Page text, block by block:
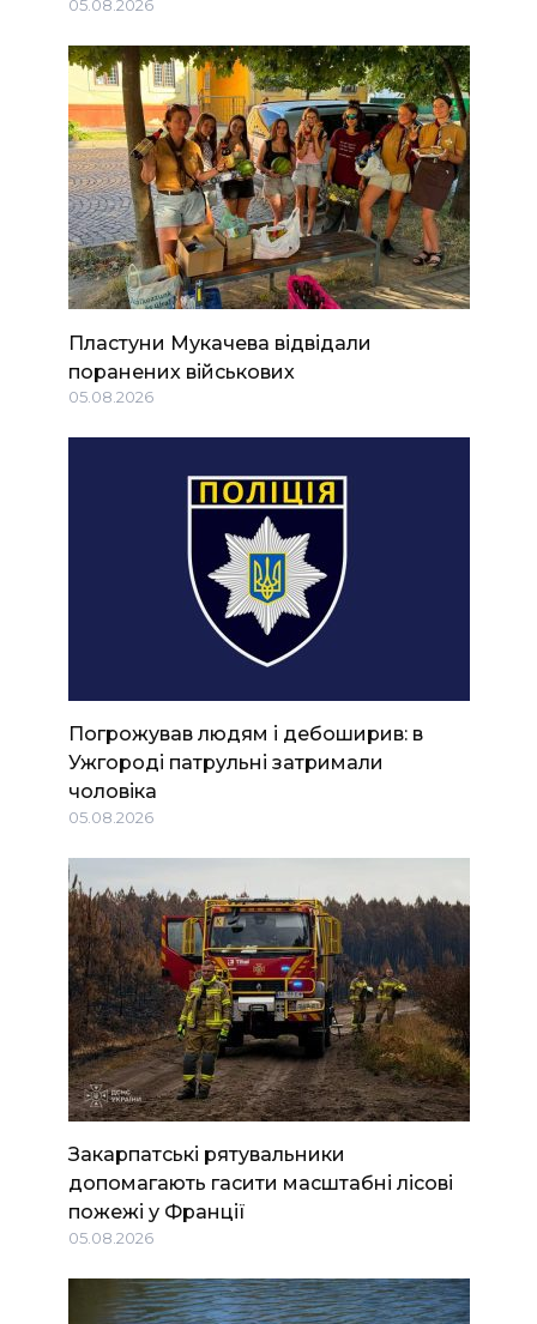
05.08.2026
Пластуни Мукачева відвідали
поранених військових
05.08.2026
Погрожував людям і дебоширив: в
Ужгороді патрульні затримали
чоловіка
05.08.2026
Закарпатські рятувальники
допомагають гасити масштабні лісові
пожежі у Франції
05.08.2026